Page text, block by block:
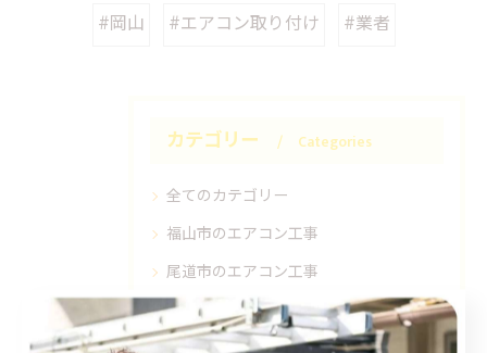
#岡山 #エアコン取り付け #業者
カテゴリー Categories
全てのカテゴリー
福山市のエアコン工事
尾道市のエアコン工事
倉敷市のエアコン工事